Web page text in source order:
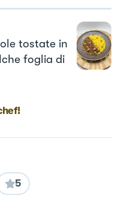
tostate in
foglia di
5